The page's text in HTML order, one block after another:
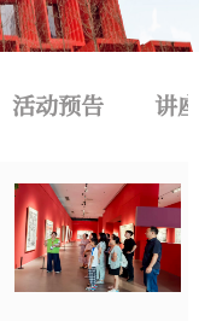
活动预告 讲